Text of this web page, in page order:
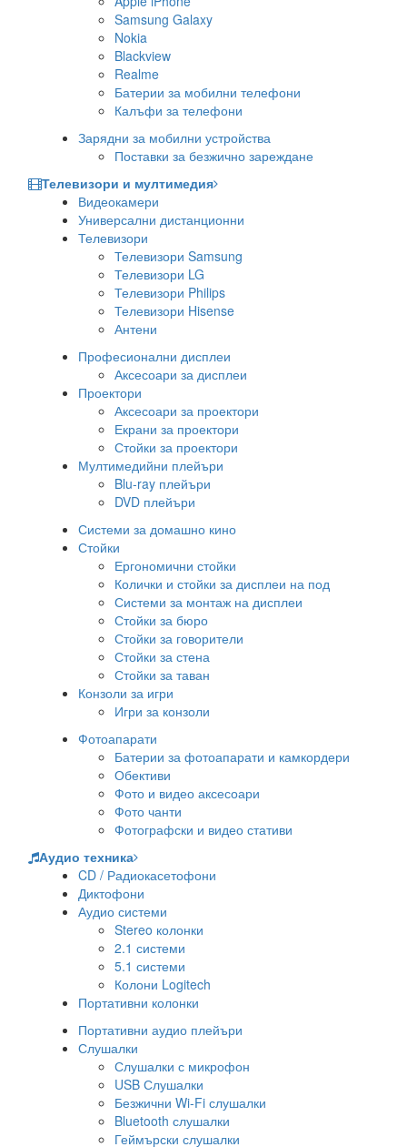
Samsung Galaxy
Nokia
Blackview
Realme
Батерии за мобилни телефони
Калъфи за телефони
Зарядни за мобилни устройства
Поставки за безжично зареждане
Телевизори и мултимедия
Видеокамери
Универсални дистанционни
Телевизори
Телевизори Samsung
Телевизори LG
Телевизори Philips
Телевизори Hisense
Антени
Професионални дисплеи
Аксесоари за дисплеи
Проектори
Аксесоари за проектори
Екрани за проектори
Стойки за проектори
Мултимедийни плейъри
Blu-ray плейъри
DVD плейъри
Системи за домашно кино
Стойки
Ергономични стойки
Колички и стойки за дисплеи на под
Системи за монтаж на дисплеи
Стойки за бюро
Стойки за говорители
Стойки за стена
Стойки за таван
Конзоли за игри
Игри за конзоли
Фотоапарати
Батерии за фотоапарати и камкордери
Обективи
Фото и видео аксесоари
Фото чанти
Фотографски и видео стативи
Аудио техника
CD / Радиокасетофони
Диктофони
Аудио системи
Stereo колонки
2.1 системи
5.1 системи
Колони Logitech
Портативни колонки
Портативни аудио плейъри
Слушалки
Слушалки с микрофон
USB Слушалки
Безжични Wi-Fi слушалки
Bluetooth слушалки
Геймърски слушалки